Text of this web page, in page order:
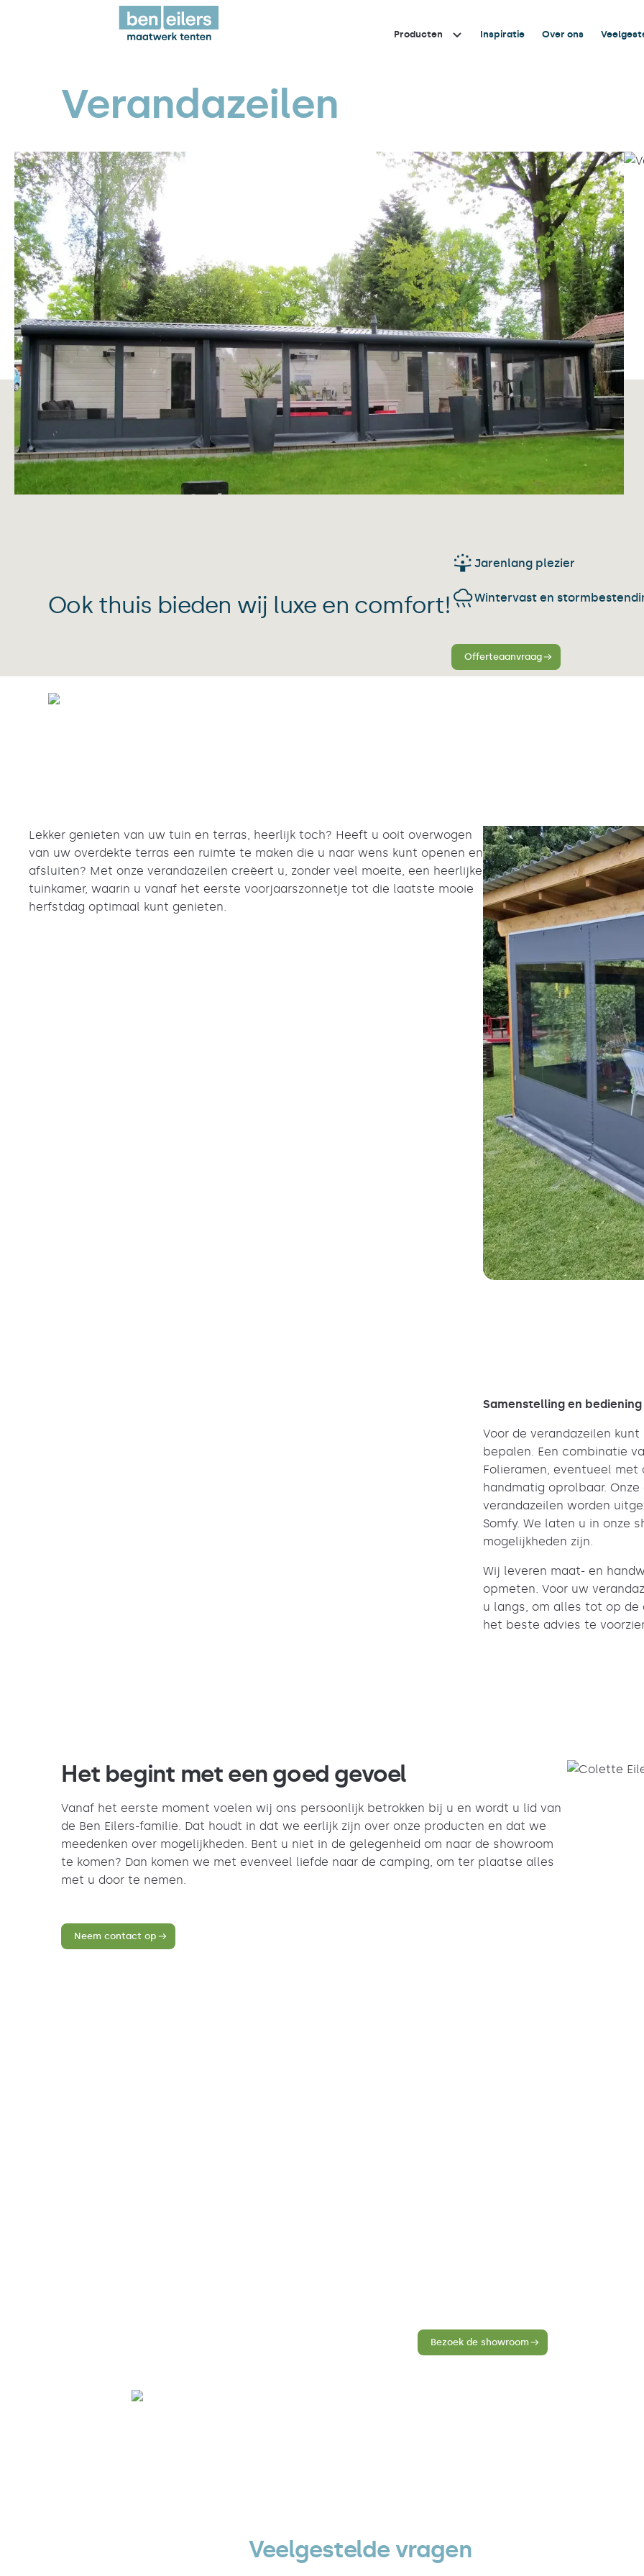
Producten Inspiratie Over ons
Verandazeilen
Ook thuis bieden wij luxe en comfort!
Jarenlang plezier
Wintervast en
Offerteaanvraag
Lekker genieten van uw tuin en terras, heerlijk toch? Heeft u ooit overwogen
van uw overdekte terras een ruimte te maken die u naar wens kunt openen en
afsluiten? Met onze verandazeilen creëert u, zonder veel moeite, een heerlijke
tuinkamer, waarin u vanaf het eerste voorjaarszonnetje tot die laatste mooie
herfstdag optimaal kunt genieten.
Samenstelling en bediening
Voor de verandazeilen
bepalen. Een combinatie
Folieramen, eventueel
handmatig oprolbaar.
verandazeilen worden
Somfy. We laten u in onze
mogelijkheden zijn.
Wij leveren maat- en
opmeten. Voor uw
u langs, om alles tot op
het beste advies te
Het begint met een goed gevoel
Vanaf het eerste moment voelen wij ons persoonlijk betrokken bij u en wordt u lid van
de Ben Eilers-familie. Dat houdt in dat we eerlijk zijn over onze producten en dat we
meedenken over mogelijkheden. Bent u niet in de gelegenheid om naar de showroom
te komen? Dan komen we met evenveel liefde naar de camping, om ter plaatse alles
met u door te nemen.
Neem contact op
Bezoek de showroom
Veelgestelde vragen